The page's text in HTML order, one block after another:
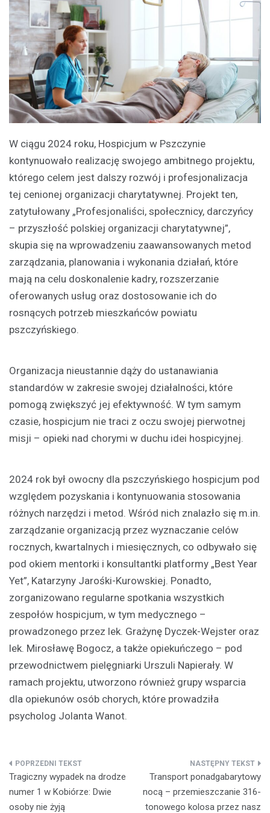
W ciągu 2024 roku, Hospicjum w Pszczynie
kontynuowało realizację swojego ambitnego projektu,
którego celem jest dalszy rozwój i profesjonalizacja
tej cenionej organizacji charytatywnej. Projekt ten,
zatytułowany „Profesjonaliści, społecznicy, darczyńcy
– przyszłość polskiej organizacji charytatywnej”,
skupia się na wprowadzeniu zaawansowanych metod
zarządzania, planowania i wykonania działań, które
mają na celu doskonalenie kadry, rozszerzanie
oferowanych usług oraz dostosowanie ich do
rosnących potrzeb mieszkańców powiatu
pszczyńskiego.
Organizacja nieustannie dąży do ustanawiania
standardów w zakresie swojej działalności, które
pomogą zwiększyć jej efektywność. W tym samym
czasie, hospicjum nie traci z oczu swojej pierwotnej
misji – opieki nad chorymi w duchu idei hospicyjnej.
2024 rok był owocny dla pszczyńskiego hospicjum pod
względem pozyskania i kontynuowania stosowania
różnych narzędzi i metod. Wśród nich znalazło się m.in.
zarządzanie organizacją przez wyznaczanie celów
rocznych, kwartalnych i miesięcznych, co odbywało się
pod okiem mentorki i konsultantki platformy „Best Year
Yet”, Katarzyny Jarośki-Kurowskiej. Ponadto,
zorganizowano regularne spotkania wszystkich
zespołów hospicjum, w tym medycznego –
prowadzonego przez lek. Grażynę Dyczek-Wejster oraz
lek. Mirosławę Bogocz, a także opiekuńczego – pod
przewodnictwem pielęgniarki Urszuli Napierały. W
ramach projektu, utworzono również grupy wsparcia
dla opiekunów osób chorych, które prowadziła
psycholog Jolanta Wanot.
Nawigacja
wpisu
Tragiczny wypadek na drodze
numer 1 w Kobiórze: Dwie
osoby nie żyją
Transport ponadgabarytowy
nocą – przemieszczanie 316-
tonowego kolosa przez nasz